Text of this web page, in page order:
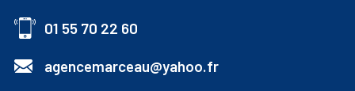
01 55 70 22 60
agencemarceau@yahoo.fr